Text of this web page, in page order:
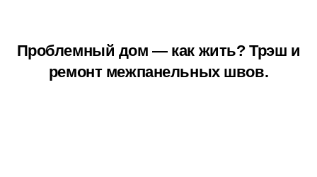
Проблемный дом — как жить? Трэш и
ремонт межпанельных швов.